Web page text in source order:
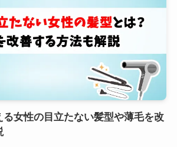
女性の目立たない髪型や薄毛を改